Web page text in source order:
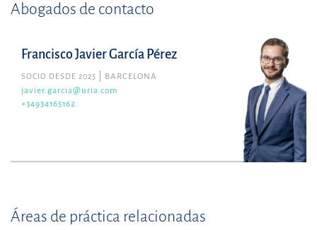
Abogados de contacto
Francisco Javier García Pérez
SOCIO DESDE 2025
BARCELONA
javier.garcia@uria.com
+34934165162
Áreas de práctica relacionadas